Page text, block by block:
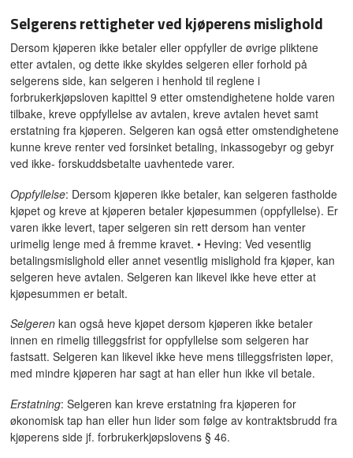
Selgerens rettigheter ved kjøperens mislighold
Dersom kjøperen ikke betaler eller oppfyller de øvrige pliktene
etter avtalen, og dette ikke skyldes selgeren eller forhold på
selgerens side, kan selgeren i henhold til reglene i
forbrukerkjøpsloven kapittel 9 etter omstendighetene holde varen
tilbake, kreve oppfyllelse av avtalen, kreve avtalen hevet samt
erstatning fra kjøperen. Selgeren kan også etter omstendighetene
kunne kreve renter ved forsinket betaling, inkassogebyr og gebyr
ved ikke- forskuddsbetalte uavhentede varer.
Oppfyllelse: Dersom kjøperen ikke betaler, kan selgeren fastholde
kjøpet og kreve at kjøperen betaler kjøpesummen (oppfyllelse). Er
varen ikke levert, taper selgeren sin rett dersom han venter
urimelig lenge med å fremme kravet. • Heving: Ved vesentlig
betalingsmislighold eller annet vesentlig mislighold fra kjøper, kan
selgeren heve avtalen. Selgeren kan likevel ikke heve etter at
kjøpesummen er betalt.
Selgeren kan også heve kjøpet dersom kjøperen ikke betaler
innen en rimelig tilleggsfrist for oppfyllelse som selgeren har
fastsatt. Selgeren kan likevel ikke heve mens tilleggsfristen løper,
med mindre kjøperen har sagt at han eller hun ikke vil betale.
Erstatning: Selgeren kan kreve erstatning fra kjøperen for
økonomisk tap han eller hun lider som følge av kontraktsbrudd fra
kjøperens side jf. forbrukerkjøpslovens § 46.